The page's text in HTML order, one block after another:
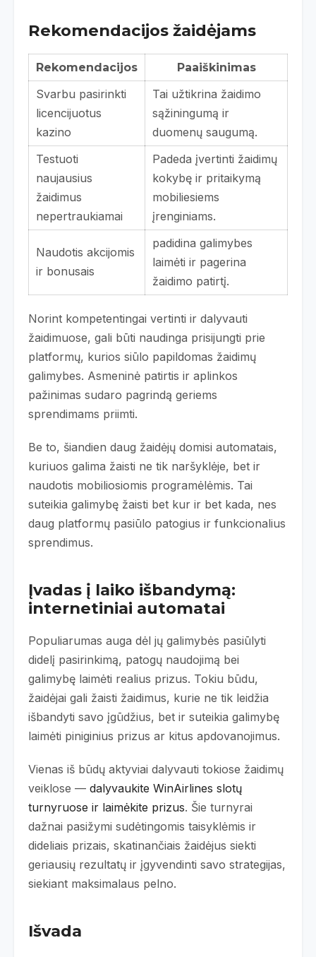
Rekomendacijos žaidėjams
Rekomendacijos Paaiškinimas
Svarbu pasirinkti
licencijuotus
kazino
Tai užtikrina žaidimo
sąžiningumą ir
duomenų saugumą.
Testuoti
naujausius
žaidimus
nepertraukiamai
Padeda įvertinti žaidimų
kokybę ir pritaikymą
mobiliesiems
įrenginiams.
Naudotis akcijomis
ir bonusais
padidina galimybes
laimėti ir pagerina
žaidimo patirtį.
Norint kompetentingai vertinti ir dalyvauti
žaidimuose, gali būti naudinga prisijungti prie
platformų, kurios siūlo papildomas žaidimų
galimybes. Asmeninė patirtis ir aplinkos
pažinimas sudaro pagrindą geriems
sprendimams priimti.
Be to, šiandien daug žaidėjų domisi automatais,
kuriuos galima žaisti ne tik naršyklėje, bet ir
naudotis mobiliosiomis programėlėmis. Tai
suteikia galimybę žaisti bet kur ir bet kada, nes
daug platformų pasiūlo patogius ir funkcionalius
sprendimus.
Įvadas į laiko išbandymą:
internetiniai automatai
Populiarumas auga dėl jų galimybės pasiūlyti
didelį pasirinkimą, patogų naudojimą bei
galimybę laimėti realius prizus. Tokiu būdu,
žaidėjai gali žaisti žaidimus, kurie ne tik leidžia
išbandyti savo įgūdžius, bet ir suteikia galimybę
laimėti piniginius prizus ar kitus apdovanojimus.
Vienas iš būdų aktyviai dalyvauti tokiose žaidimų
veiklose — dalyvaukite WinAirlines slotų
turnyruose ir laimėkite prizus. Šie turnyrai
dažnai pasižymi sudėtingomis taisyklėmis ir
dideliais prizais, skatinančiais žaidėjus siekti
geriausių rezultatų ir įgyvendinti savo strategijas,
siekiant maksimalaus pelno.
Išvada